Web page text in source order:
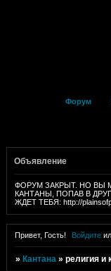
Форум
Объявление
ФОРУМ ЗАКРЫТ. НО ВЫ
КАНТАНЫ, ПОПАВ В
ЖДЕТ ТЕБЯ: http://
Привет, Гость! Войдите
» Кантана »религия и